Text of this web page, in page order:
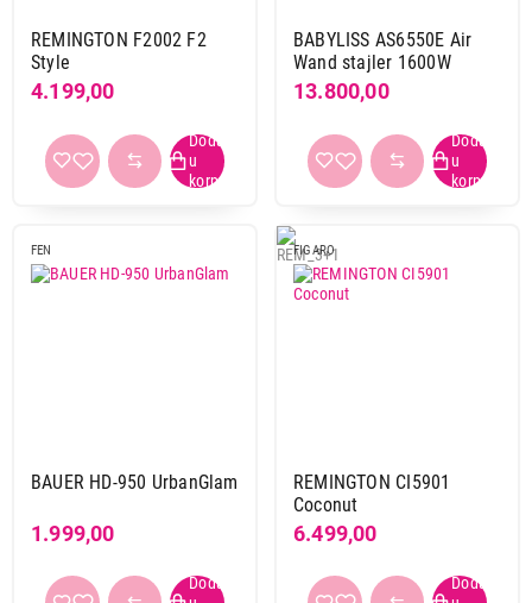
REMINGTON F2002 F2
Style
4.199,00
BABYLISS AS6550E Air
Wand stajler 1600W
13.800,00
FEN
BAUER HD-950 UrbanGlam
1.999,00
FIGARO
REMINGTON CI5901
Coconut
6.499,00
Završi kupovinu